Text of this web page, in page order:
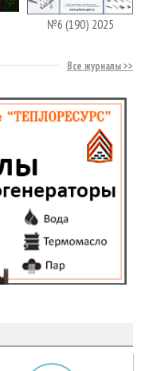
№6 (190) 2025
Все журналы